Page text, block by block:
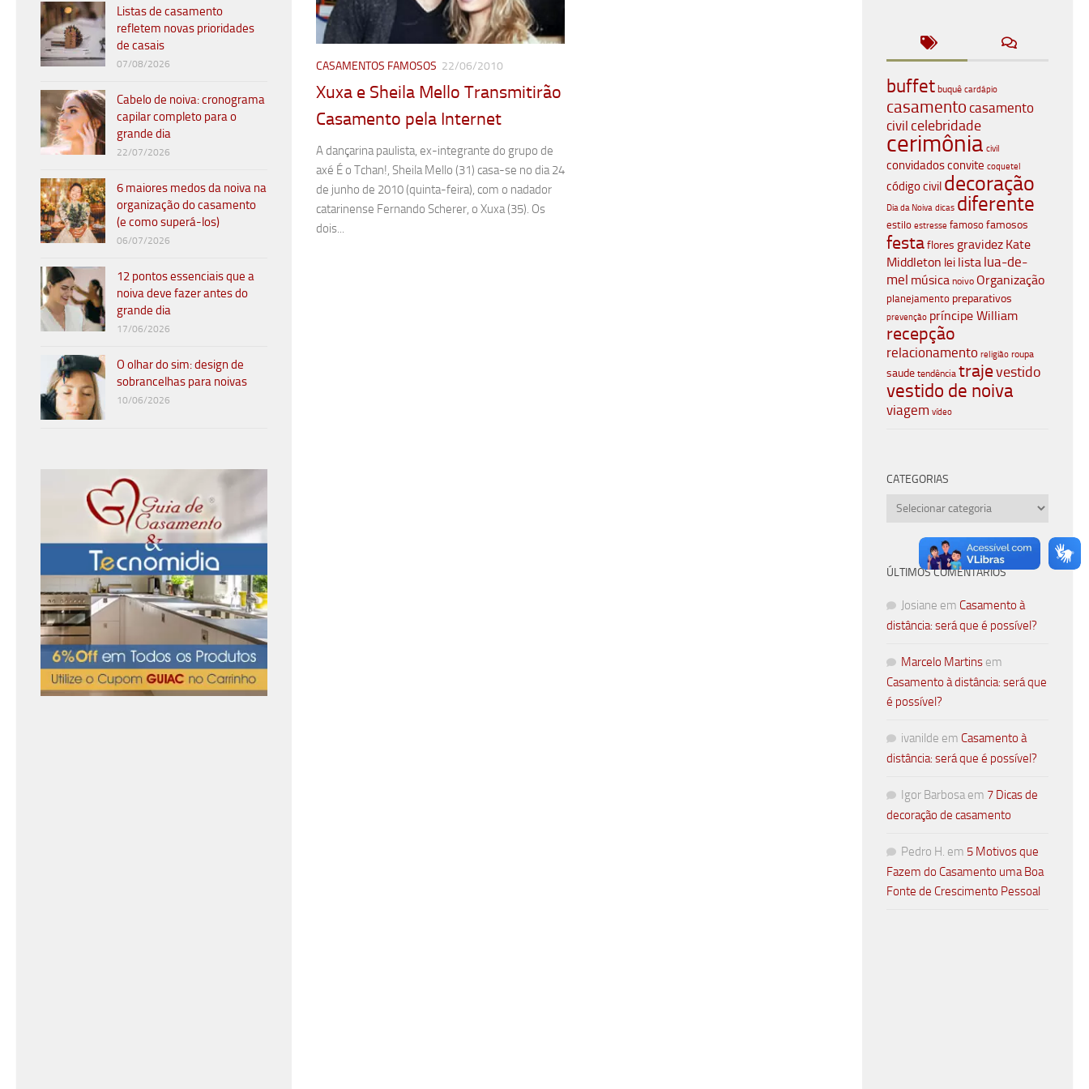
CASAMENTOS FAMOSOS 22/06/2010
Xuxa e Sheila Mello Transmitirão
Casamento pela Internet
A dançarina paulista, ex-integrante do grupo de
axé É o Tchan!, Sheila Mello (31) casa-se no dia 24
de junho de 2010 (quinta-feira), com o nadador
catarinense Fernando Scherer, o Xuxa (35). Os
dois...
Listas de casamento
refletem novas prioridades
de casais
07/08/2026
Cabelo de noiva: cronograma
capilar completo para o
grande dia
22/07/2026
6 maiores medos da noiva na
organização do casamento
(e como superá-los)
06/07/2026
12 pontos essenciais que a
noiva deve fazer antes do
grande dia
17/06/2026
O olhar do sim: design de
sobrancelhas para noivas
10/06/2026
buffet buquê cardápio
casamento casamento
civil celebridade
cerimônia civil
convidadosconvite coquetel
código civil decoração
Dia da Noiva dicas diferente
estilo estresse famoso famosos
festaflores gravidez Kate
Middleton lei lista lua-de-
mel música noivo Organização
planejamento preparativos
prevenção príncipe William
recepção
relacionamento religião roupa
saude tendência trajevestido
vestido de noiva
viagem vídeo
CATEGORIAS
Categorias
ÚLTIMOS COMENTÁRIOS
Josiane em Casamento à
distância: será que é possível?
Marcelo Martins em
Casamento à distância: será que
é possível?
ivanilde em Casamento à
distância: será que é possível?
Igor Barbosa em 7 Dicas de
decoração de casamento
Pedro H. em 5 Motivos que
Fazem do Casamento uma Boa
Fonte de Crescimento Pessoal